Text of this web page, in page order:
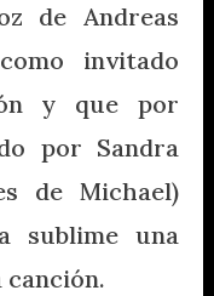
de Andreas
invitado
y que por
por Sandra
de Michael)
sublime una
canción.